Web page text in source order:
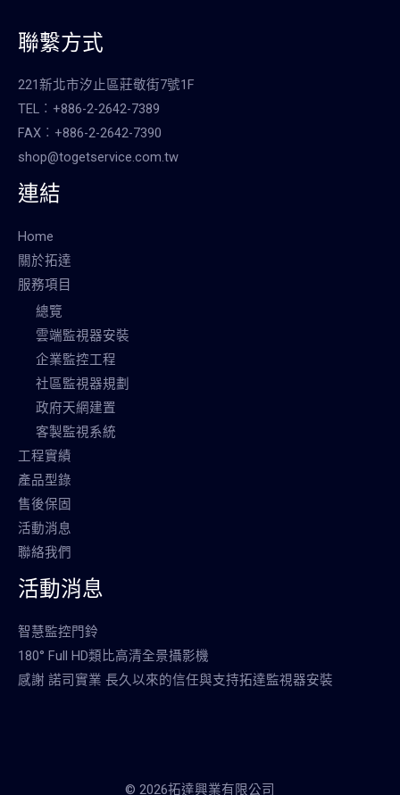
聯繫方式
221新北市汐止區莊敬街7號1F
TEL︰+886-2-2642-7389
FAX︰+886-2-2642-7390
shop@togetservice.com.tw
連結
Home
關於拓達
服務項目
總覽
雲端監視器安裝
企業監控工程
社區監視器規劃
政府天網建置
客製監視系統
工程實績
產品型錄
售後保固
活動消息
聯絡我們
活動消息
智慧監控門鈴
180° Full HD類比高清全景攝影機
感謝 諾司實業 長久以來的信任與支持拓達監視器安裝
© 2026拓達興業有限公司